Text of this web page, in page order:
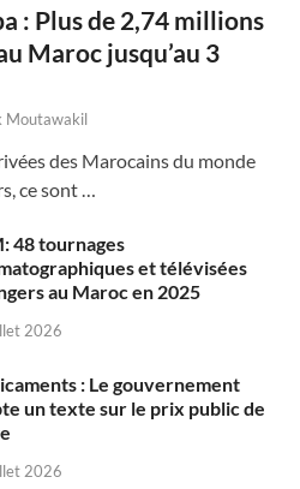
: Plus de 2,74 millions
Maroc jusqu’au 3
Moutawakil
des Marocains du monde
ce sont …
48 tournages
et télévisées
au Maroc en 2025
2026
: Le gouvernement
un texte sur le prix public de
2026